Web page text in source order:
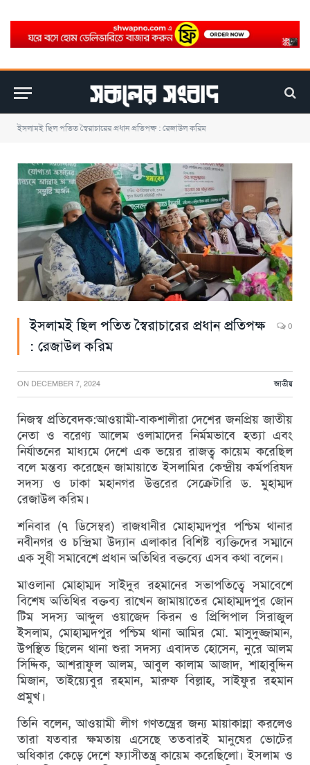
ইসলামই ছিল পতিত স্বৈরাচারের প্রধান প্রতিপক্ষ : রেজাউল করিম
ইসলামই ছিল পতিত স্বৈরাচারের প্রধান প্রতিপক্ষ
: রেজাউল করিম
0
ON DECEMBER 7, 2024 জাতীয়
নিজস্ব প্রতিবেদক:আওয়ামী-বাকশালীরা দেশের জনপ্রিয় জাতীয়
নেতা ও বরেণ্য আলেম ওলামাদের নির্মমভাবে হত্যা এবং
নির্যাতনের মাধ্যমে দেশে এক ভয়ের রাজত্ব কায়েম করেছিল
বলে মন্তব্য করেছেন জামায়াতে ইসলামির কেন্দ্রীয় কর্মপরিষদ
সদস্য ও ঢাকা মহানগর উত্তরের সেক্রেটারি ড. মুহাম্মদ
রেজাউল করিম।
শনিবার (৭ ডিসেম্বর) রাজধানীর মোহাম্মদপুর পশ্চিম থানার
নবীনগর ও চন্দ্রিমা উদ্যান এলাকার বিশিষ্ট ব্যক্তিদের সম্মানে
এক সুধী সমাবেশে প্রধান অতিথির বক্তব্যে এসব কথা বলেন।
মাওলানা মোহাম্মদ সাইদুর রহমানের সভাপতিত্বে সমাবেশে
বিশেষ অতিথির বক্তব্য রাখেন জামায়াতের মোহাম্মদপুর জোন
টিম সদস্য আব্দুল ওয়াজেদ কিরন ও প্রিন্সিপাল সিরাজুল
ইসলাম, মোহাম্মদপুর পশ্চিম থানা আমির মো. মাসুদুজ্জামান,
উপস্থিত ছিলেন থানা শুরা সদস্য এবাদত হোসেন, নুরে আলম
সিদ্দিক, আশরাফুল আলম, আবুল কালাম আজাদ, শাহাবুদ্দিন
মিজান, তাইয়্যেবুর রহমান, মারুফ বিল্লাহ, সাইফুর রহমান
প্রমুখ।
তিনি বলেন, আওয়ামী লীগ গণতন্ত্রের জন্য মায়াকান্না করলেও
তারা যতবার ক্ষমতায় এসেছে ততবারই মানুষের ভোটের
অধিকার কেড়ে দেশে ফ্যাসীতন্ত্র কায়েম করেছিলো। ইসলাম ও